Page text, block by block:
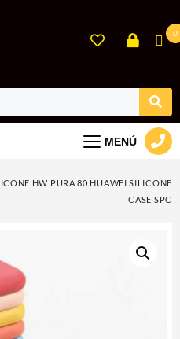
0
MENÚ
HW PURA 80 HUAWEI SILICONE
CASE SPC